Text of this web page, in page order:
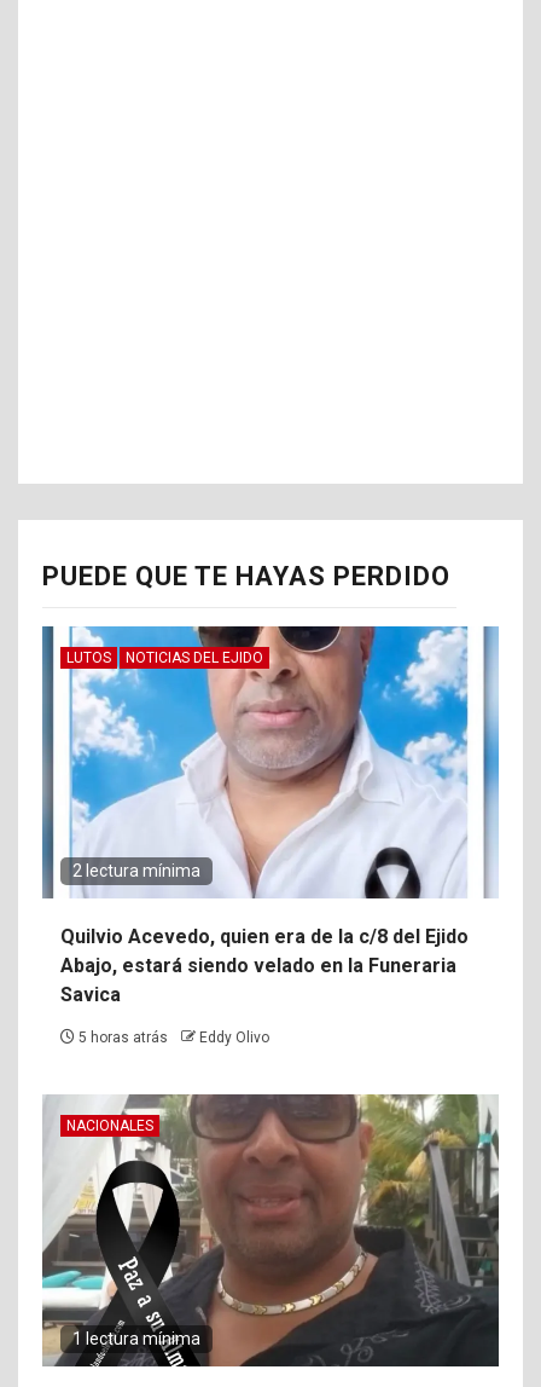
PUEDE QUE TE HAYAS PERDIDO
LUTOS NOTICIAS DEL EJIDO
2 lectura mínima
Quilvio Acevedo, quien era de la c/8 del Ejido
Abajo, estará siendo velado en la Funeraria
Savica
5 horas atrás Eddy Olivo
NACIONALES
1 lectura mínima